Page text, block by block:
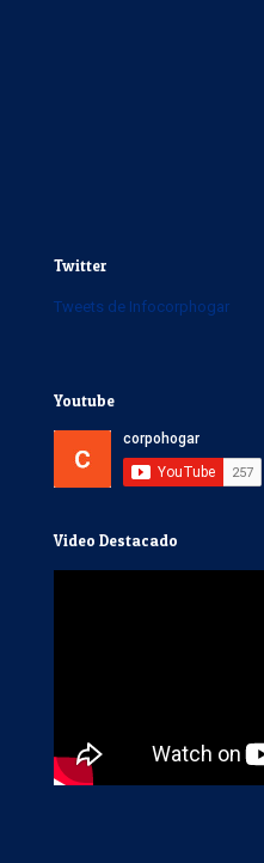
Twitter
Tweets de Infocorphogar
Youtube
Video Destacado